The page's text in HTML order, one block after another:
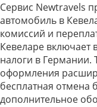
Сервис Newtravels
автомобиль в
комиссий и
Кевеларе включает
налоги в Германии.
оформления
бесплатная
дополнительное